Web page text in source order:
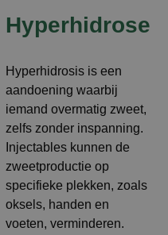
Hyperhidrose
Hyperhidrosis is een
aandoening waarbij
iemand overmatig zweet,
zelfs zonder inspanning.
Injectables kunnen de
zweetproductie op
specifieke plekken, zoals
oksels, handen en
voeten, verminderen.